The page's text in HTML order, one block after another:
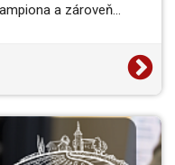
a zároveň…